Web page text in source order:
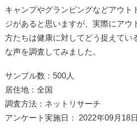
キャンプやグランピングなどアウト
ジがあると思いますが、実際にアウ
方たちは健康に対してどう捉えてい
な声を調査してみました。
サンプル数：500人
居住地：全国
調査方法：ネットリサーチ
アンケート実施日： 2022年09月18日